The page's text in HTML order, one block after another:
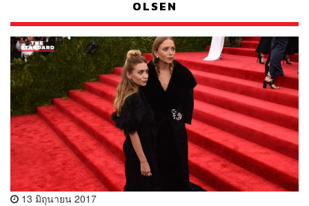
OLSEN
13 มิถุนายน 2017